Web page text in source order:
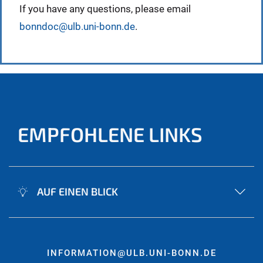
If you have any questions, please email
bonndoc@ulb.uni-bonn.de.
EMPFOHLENE LINKS
AUF EINEN BLICK
INFORMATION@ULB.UNI-BONN.DE